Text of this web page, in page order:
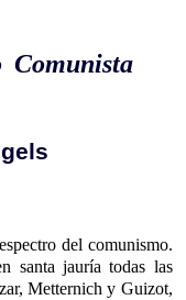
del comunismo.
santa jauría todas las
Metternich y Guizot,